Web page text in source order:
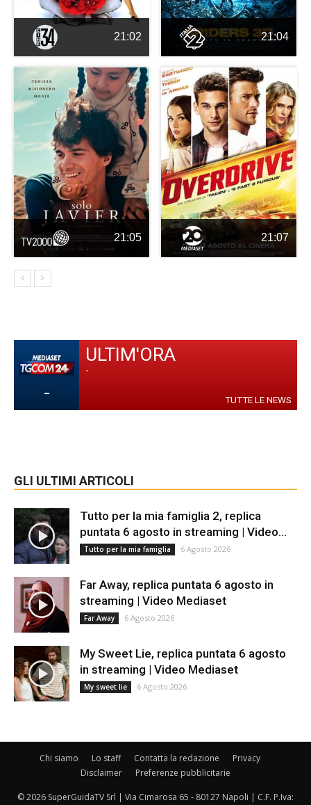
21:02 21:04
21:05 21:07
-
ULTIM'ORA
-
TUTTE LE NEWS
GLI ULTIMI ARTICOLI
Tutto per la mia famiglia 2, replica
puntata 6 agosto in streaming | Video...
Tutto per la mia famiglia 6 Agosto 2026
Far Away, replica puntata 6 agosto in
streaming | Video Mediaset
Far Away 6 Agosto 2026
My Sweet Lie, replica puntata 6 agosto
in streaming | Video Mediaset
My sweet lie 6 Agosto 2026
Chi siamo Lo staff Contatta la redazione
Privacy
Disclaimer
Preferenze pubblicitarie
© 2026 SuperGuidaTV Srl | Via Cimarosa 65 - 80127 Napoli | C.F. P.Iva: